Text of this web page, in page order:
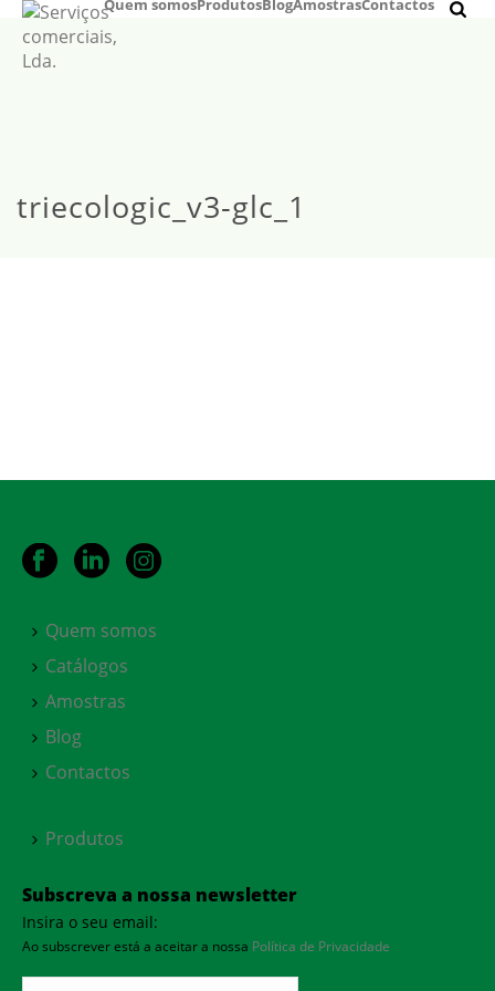
Quem somosProdutosBlogAmostrasContactos
triecologic_v3-glc_1
Quem somos
Catálogos
Amostras
Blog
Contactos
Produtos
Subscreva a nossa newsletter
Insira o seu email:
Ao subscrever está a aceitar a nossa Política de Privacidade